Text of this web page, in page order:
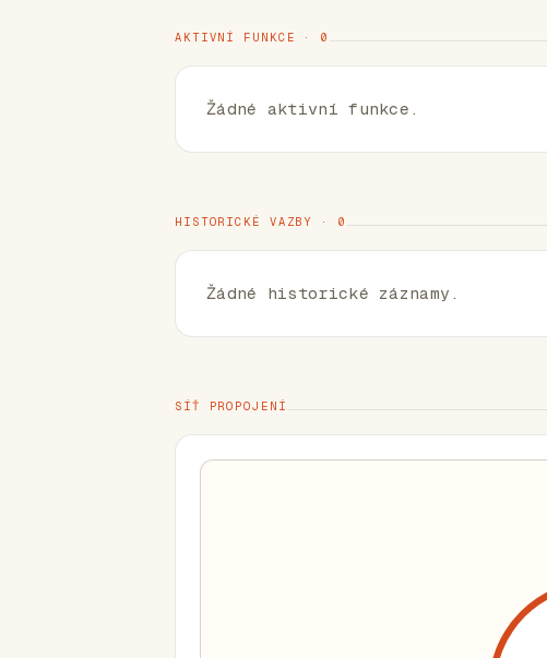
AKTIVNÍ FUNKCE · 0
Žádné aktivní funkce.
HISTORICKÉ VAZBY · 0
Žádné historické záznamy.
SÍŤ PROPOJENÍ